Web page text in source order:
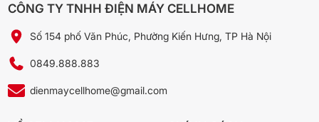
Turbo X 80W/5 cánh/106 m³/phút; Turbo Plus 90W/6
cánh/95-98 m³/phút. Turbo Plus có cánh mịn hơn, Turbo X
Có remote không?
Bản VY629790 dùng phím cơ.
CÔNG TY TNHH ĐIỆN MÁY CELLHOME
Số 154 phố Văn Phúc, Phường Kiến Hưng, TP Hà Nội
0849.888.883
dienmaycellhome@gmail.com